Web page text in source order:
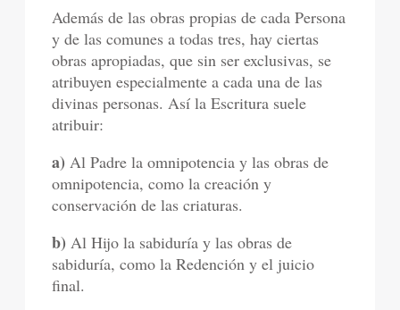
Además de las obras propias de cada Persona
y de las comunes a todas tres, hay ciertas
obras apropiadas, que sin ser exclusivas, se
atribuyen especialmente a cada una de las
divinas personas. Así la Escritura suele
atribuir:
a) Al Padre la omnipotencia y las obras de
omnipotencia, como la creación y
conservación de las criaturas.
b)Al Hijo la sabiduría y las obras de
sabiduría, como la Redención y el juicio
final.